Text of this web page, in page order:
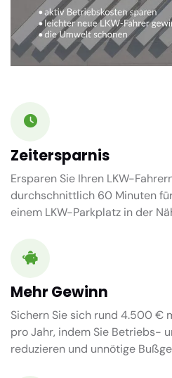
Zeitersparnis
Ersparen Sie Ihren LKW-
durchschnittlich 60 Minuten
einem LKW-Parkplatz in der
Mehr Gewinn
Sichern Sie sich rund 4.500 €
pro Jahr, indem Sie Betriebs-
reduzieren und unnötige